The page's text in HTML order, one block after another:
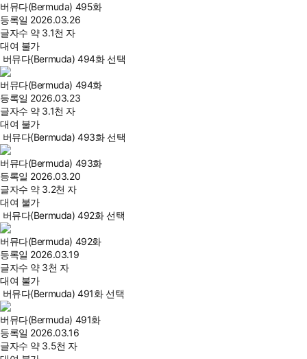
버뮤다(Bermuda) 495화
등록일 2026.03.26
글자수 약 3.1천 자
대여 불가
버뮤다(Bermuda) 494화 선택
버뮤다(Bermuda) 494화
등록일 2026.03.23
글자수 약 3.1천 자
대여 불가
버뮤다(Bermuda) 493화 선택
버뮤다(Bermuda) 493화
등록일 2026.03.20
글자수 약 3.2천 자
대여 불가
버뮤다(Bermuda) 492화 선택
버뮤다(Bermuda) 492화
등록일 2026.03.19
글자수 약 3천 자
대여 불가
버뮤다(Bermuda) 491화 선택
버뮤다(Bermuda) 491화
등록일 2026.03.16
글자수 약 3.5천 자